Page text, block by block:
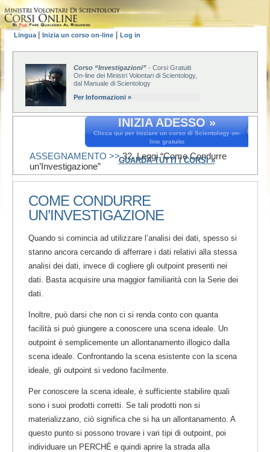
Lingua Inizia un corso on-line Log in
Corso “Investigazioni” - Corsi Gratuiti
On-line dei Ministri Volontari di Scientology,
dal Manuale di Scientology
Per Informazioni »
INIZIA ADESSO »
Clicca qui per iniziare un corso di Scientology on-
line gratuito
GUARDA TUTTI I CORSI »
ASSEGNAMENTO >>32. Leggi “Come Condurre
un’Investigazione”
COME CONDURRE
UN’INVESTIGAZIONE
Quando si comincia ad utilizzare l’analisi dei dati, spesso si
stanno ancora cercando di afferrare i dati relativi alla stessa
analisi dei dati, invece di cogliere gli outpoint presenti nei
dati. Basta acquisire una maggior familiarità con la Serie dei
dati.
Inoltre, può darsi che non ci si renda conto con quanta
facilità si può giungere a conoscere una scena ideale. Un
outpoint è semplicemente un allontanamento illogico dalla
scena ideale. Confrontando la scena esistente con la scena
ideale, gli outpoint si vedono facilmente.
Per conoscere la scena ideale, è sufficiente stabilire quali
sono i suoi prodotti corretti. Se tali prodotti non si
materializzano, ciò significa che si ha un allontanamento. A
questo punto si possono trovare i vari tipi di outpoint, poi
individuare un PERCHÉ e quindi aprire la strada alla